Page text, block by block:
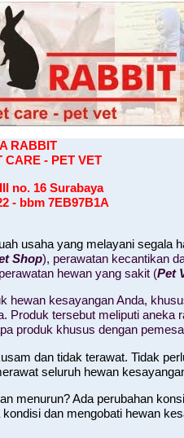
RABBIT
CARE - PET VET
no. 16 Surabaya
- bbm 7EB97B1A
usaha yang melayani segala
Shop), perawatan kecantikan
hewan yang sakit (Pet
hewan kesayangan Anda,
Produk tersebut meliputi aneka
produk khusus dengan
dan tidak terawat. Tidak
seluruh hewan
menurun? Ada perubahan
dan mengobati hewan